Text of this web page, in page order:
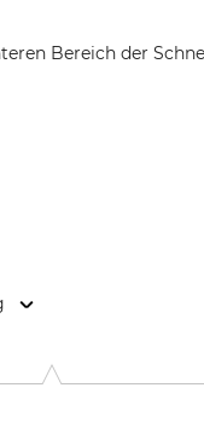
Bereich der